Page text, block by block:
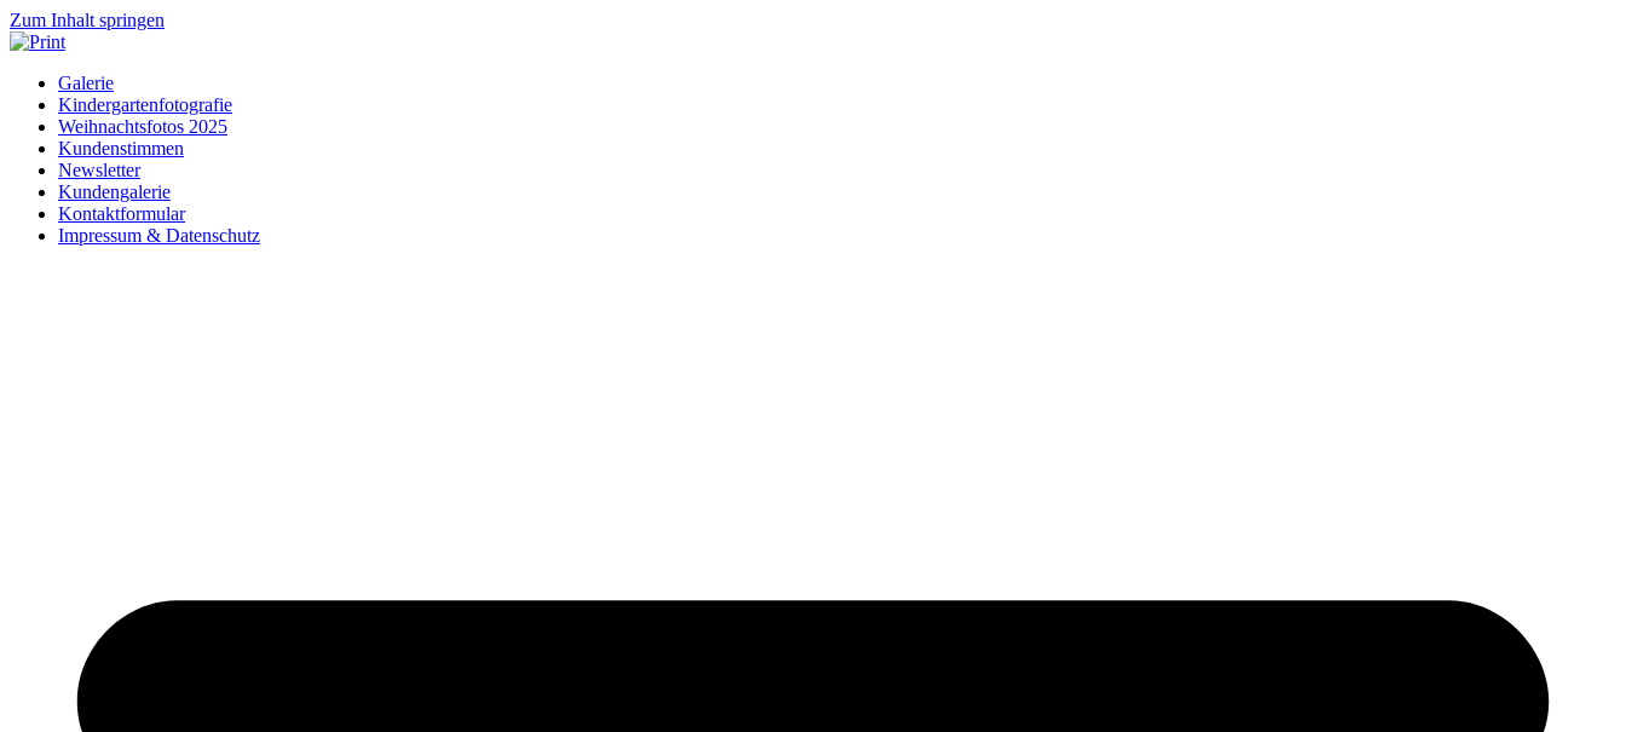
Zum Inhalt springen
Galerie
Kindergartenfotografie
Weihnachtsfotos 2025
Kundenstimmen
Newsletter
Kundengalerie
Kontaktformular
Impressum & Datenschutz